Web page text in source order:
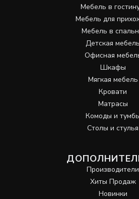
Мебель в
Мебель для
Мебель в
Детская мебель
Офисная
Шкафы
Мягкая мебель
Кровати
Матрасы
Комоды и
Столы и стулья
Производители
Хиты Продаж
Новинки